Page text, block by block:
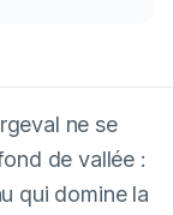
ne se
de vallée :
qui domine la